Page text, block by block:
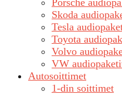
Porsche
Skoda
Tesla
Toyota
Volvo
VW
Autosoittimet
1-din soittimet